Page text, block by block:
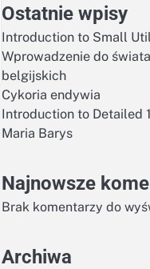
Ostatnie wpisy
Introduction to Small
Wprowadzenie do
belgijskich
Cykoria endywia
Introduction to Detailed
Maria Barys
Najnowsze
Brak komentarzy do
Archiwa